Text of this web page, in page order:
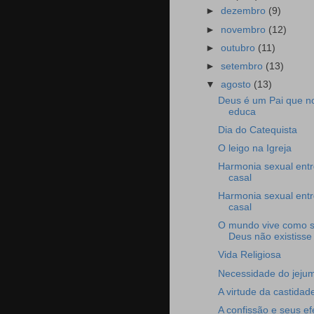
►dezembro (9)
► novembro (12)
►outubro (11)
►setembro (13)
▼agosto (13)
Deus é um Pai que
educa
Dia do Catequista
O leigo na Igreja
Harmonia sexual
casal
Harmonia sexual
casal
O mundo vive como
Deus não existisse
Vida Religiosa
Necessidade do
A virtude da
A confissão e seus